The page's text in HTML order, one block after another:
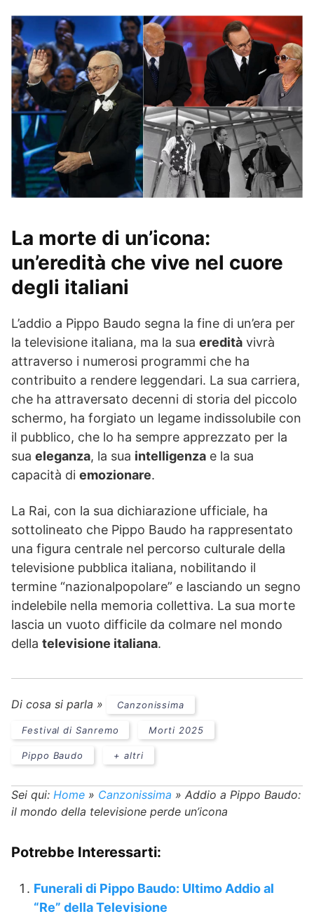
La morte di un’icona:
un’eredità che vive nel cuore
degli italiani
L’addio a Pippo Baudo segna la fine di un’era per
la televisione italiana, ma la sua eredità vivrà
attraverso i numerosi programmi che ha
contribuito a rendere leggendari. La sua carriera,
che ha attraversato decenni di storia del piccolo
schermo, ha forgiato un legame indissolubile con
il pubblico, che lo ha sempre apprezzato per la
sua eleganza, la sua intelligenza e la sua
capacità di emozionare.
La Rai, con la sua dichiarazione ufficiale, ha
sottolineato che Pippo Baudo ha rappresentato
una figura centrale nel percorso culturale della
televisione pubblica italiana, nobilitando il
termine “nazionalpopolare” e lasciando un segno
indelebile nella memoria collettiva. La sua morte
lascia un vuoto difficile da colmare nel mondo
della televisione italiana.
Di cosa si parla » Canzonissima
Festival di Sanremo Morti 2025
Pippo Baudo + altri
Sei qui: Home » Canzonissima » Addio a Pippo Baudo:
il mondo della televisione perde un’icona
Potrebbe Interessarti:
Funerali di Pippo Baudo: Ultimo Addio al
“Re” della Televisione